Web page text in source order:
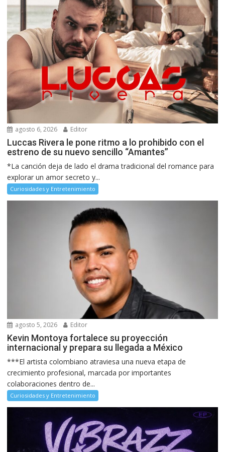
agosto 6, 2026 Editor
Luccas Rivera le pone ritmo a lo prohibido con el
estreno de su nuevo sencillo “Amantes”
*La canción deja de lado el drama tradicional del romance para
explorar un amor secreto y...
Curiosidades y Entretenimiento
agosto 5, 2026 Editor
Kevin Montoya fortalece su proyección
internacional y prepara su llegada a México
***El artista colombiano atraviesa una nueva etapa de
crecimiento profesional, marcada por importantes
colaboraciones dentro de...
Curiosidades y Entretenimiento